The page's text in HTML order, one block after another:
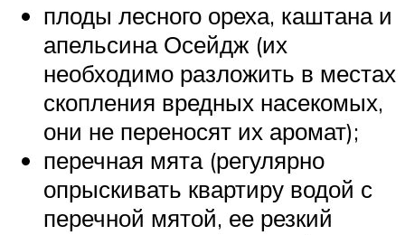
плоды лесного ореха, каштана и
апельсина Осейдж (их
необходимо разложить в местах
скопления вредных насекомых,
они не переносят их аромат);
перечная мята (регулярно
опрыскивать квартиру водой с
перечной мятой, ее резкий